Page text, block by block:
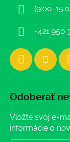
(9:00-
+421 950
Odoberať
Vložte svoj e-
informácie o